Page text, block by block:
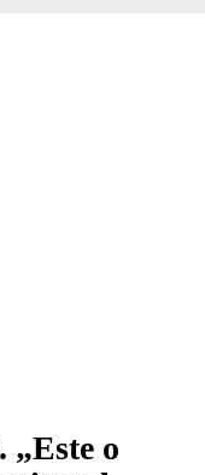
„Este o